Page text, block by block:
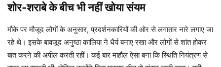
शोर-शराबे के बीच भी नहीं खोया संयम
मौके पर मौजूद लोगों के अनुसार, प्रदर्शनकारियों की ओर से लगातार नारे लगाए जा
रहे थे। इसके बावजूद अनुष्ठा कालिया ने धैर्य बनाए रखा और लोगों से शांत होकर
बात करने की अपील करती रहीं। कई बार माहौल ऐसा बना कि स्थिति नियंत्रण से